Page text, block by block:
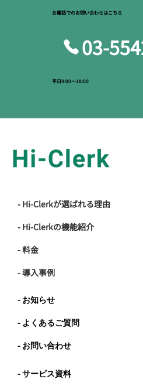
03-
お電話でのお問い合わせはこちら
平日9:00～18:00
Hi-Clerkが選ばれる理由
Hi-Clerkの機能紹介
料金
導入事例
サービス資料
お知らせ
よくあるご質問
お問い合わせ